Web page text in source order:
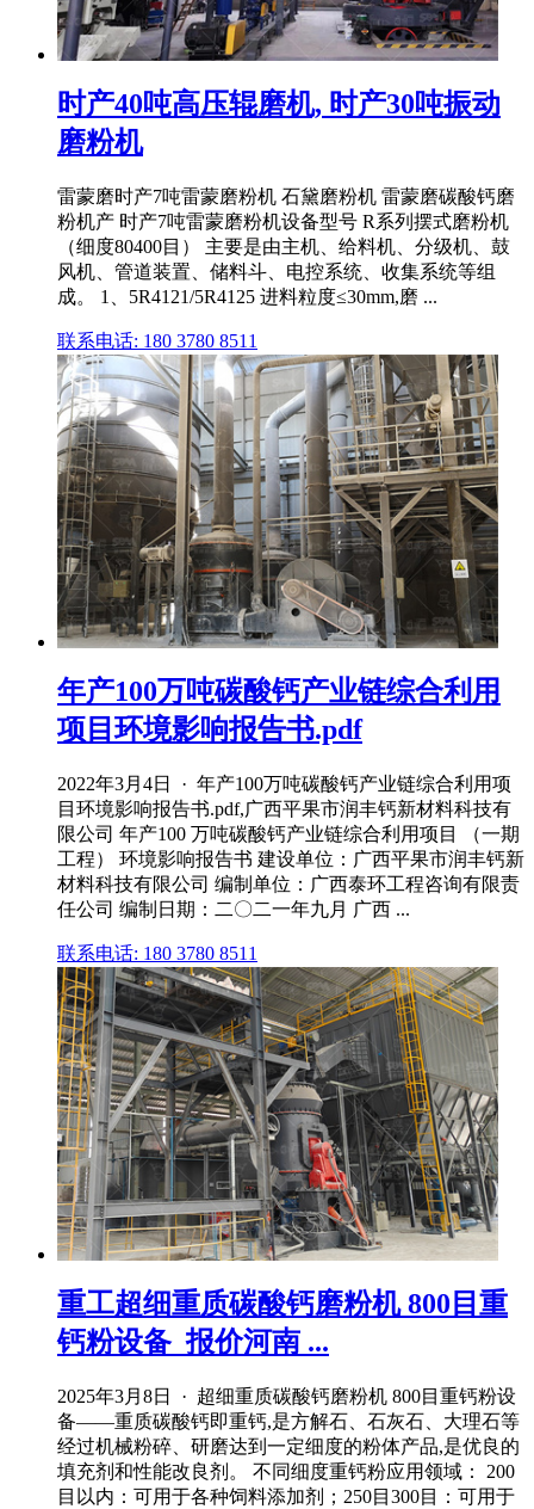
时产40吨高压辊磨机, 时产30吨振动
磨粉机
雷蒙磨时产7吨雷蒙磨粉机 石黛磨粉机 雷蒙磨碳酸钙磨
粉机产 时产7吨雷蒙磨粉机设备型号 R系列摆式磨粉机
（细度80400目） 主要是由主机、给料机、分级机、鼓
风机、管道装置、储料斗、电控系统、收集系统等组
成。 1、5R4121/5R4125 进料粒度≤30mm,磨 ...
联系电话: 180 3780 8511
年产100万吨碳酸钙产业链综合利用
项目环境影响报告书.pdf
2022年3月4日 · 年产100万吨碳酸钙产业链综合利用项
目环境影响报告书.pdf,广西平果市润丰钙新材料科技有
限公司 年产100 万吨碳酸钙产业链综合利用项目 （一期
工程） 环境影响报告书 建设单位：广西平果市润丰钙新
材料科技有限公司 编制单位：广西泰环工程咨询有限责
任公司 编制日期：二〇二一年九月 广西 ...
联系电话: 180 3780 8511
重工超细重质碳酸钙磨粉机 800目重
钙粉设备_报价河南 ...
2025年3月8日 · 超细重质碳酸钙磨粉机 800目重钙粉设
备——重质碳酸钙即重钙,是方解石、石灰石、大理石等
经过机械粉碎、研磨达到一定细度的粉体产品,是优良的
填充剂和性能改良剂。 不同细度重钙粉应用领域： 200
目以内：可用于各种饲料添加剂；250目300目：可用于